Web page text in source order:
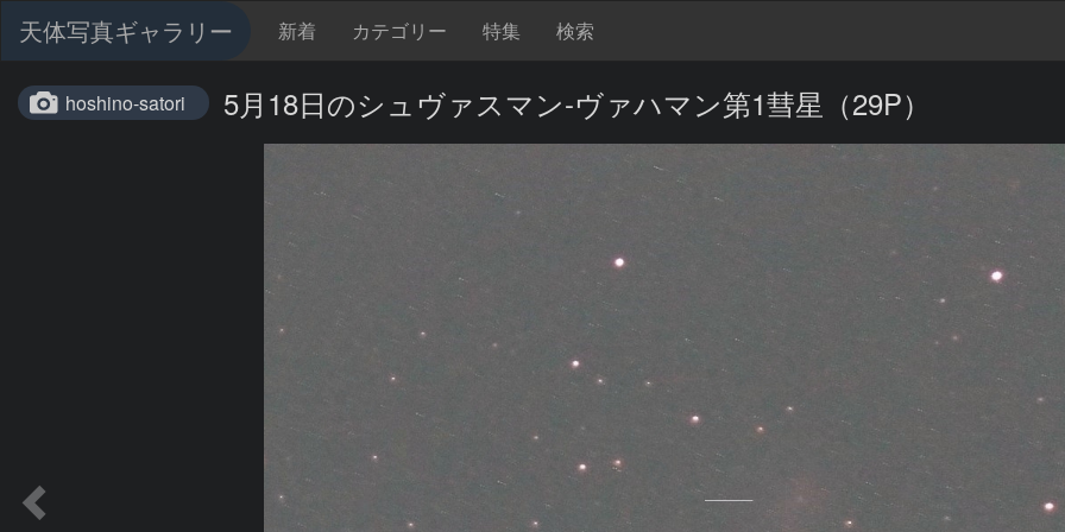
天体写真ギャラリー 新着 カテゴリー 特集 検索
hoshino-satori 5月18日のシュヴァスマン-ヴァハマン第1彗星（29P）